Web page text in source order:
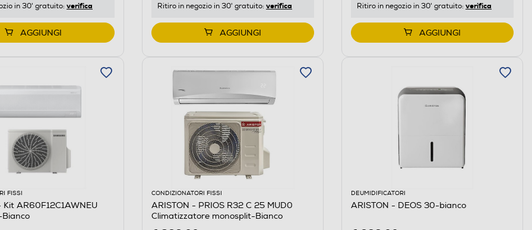
in 30' gratuito: verifica
AGGIUNGI
Ritiro in negozio in 30' gratuito: verifica
AGGIUNGI
Ritiro in negozio in 30' gratuito: verifica
AGGIUNGI
FISSI
Kit AR60F12C1AWNEU
Bianco
CONDIZIONATORI FISSI
ARISTON - PRIOS R32 C 25 MUD0
Climatizzatore monosplit-Bianco
DEUMIDIFICATORI
ARISTON - DEOS 30-bianco